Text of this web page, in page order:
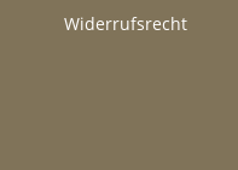
Widerrufsrecht